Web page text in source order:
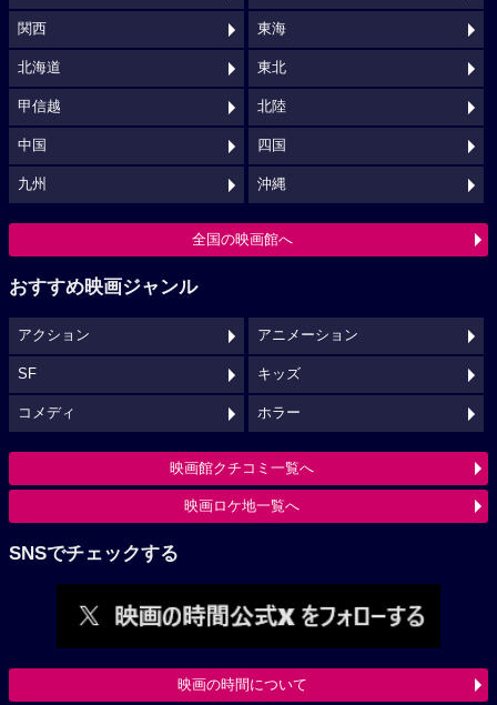
関西 東海
北海道 東北
甲信越 北陸
中国 四国
九州 沖縄
全国の映画館へ
おすすめ映画ジャンル
アクション アニメーション
SF キッズ
コメディ ホラー
映画館クチコミ一覧へ
映画ロケ地一覧へ
SNSでチェックする
映画の時間について